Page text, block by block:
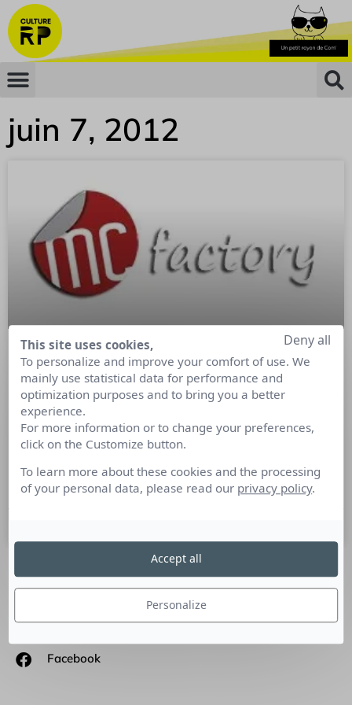
juin 7, 2012
Com’ de marque et marketing
relationnel, quand le cross-canal s’en
mêle…
Culture RP y était … Autour de la table pour en discuter, des
être jamais croisées
SUIVEZ-NOUS
Linkedin
Facebook
This site uses cookies,
To personalize and improve your comfort of use. We
mainly use statistical data for performance and
optimization purposes and to bring you a better
experience.
For more information or to change your preferences,
click on the Customize button.
To learn more about these cookies and the processing
of your personal data, please read our privacy policy.
Personalize
Deny all
Accept all